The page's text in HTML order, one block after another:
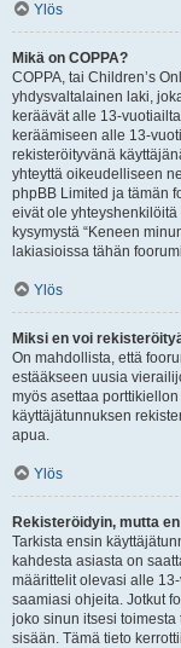
Ylös
Mikä on COPPA?
COPPA, tai Children’s
yhdysvaltalainen laki,
keräävät alle 13-
keräämiseen alle 13-
rekisteröityvänä
yhteyttä oikeudelliseen
phpBB Limited ja tämän
eivät ole
kysymystä “Keneen
lakiasioissa tähän
Ylös
Miksi en voi
On mahdollista, että
estääkseen uusia
myös asettaa
käyttäjätunnuksen
apua.
Ylös
Rekisteröidyin, mutta
Tarkista ensin
kahdesta asiasta on
määrittelit olevasi alle
saamiasi ohjeita. Jotkut
joko sinun itsesi
sisään. Tämä tieto